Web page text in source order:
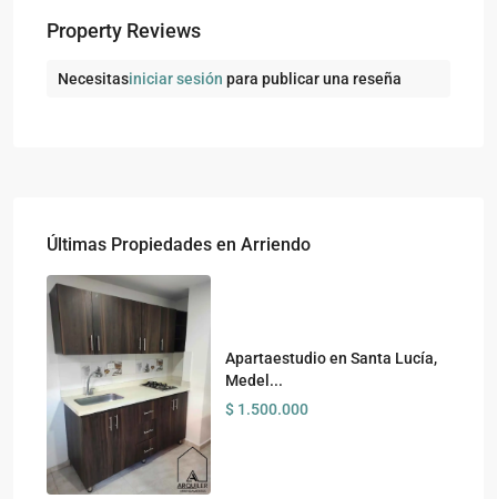
Property Reviews
Necesitasiniciar sesión para publicar una reseña
Últimas Propiedades en Arriendo
Apartaestudio en Santa Lucía,
Medel...
$ 1.500.000